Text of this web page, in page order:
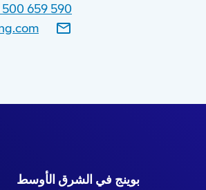
659 590
بوينج في الشرق الأوسط